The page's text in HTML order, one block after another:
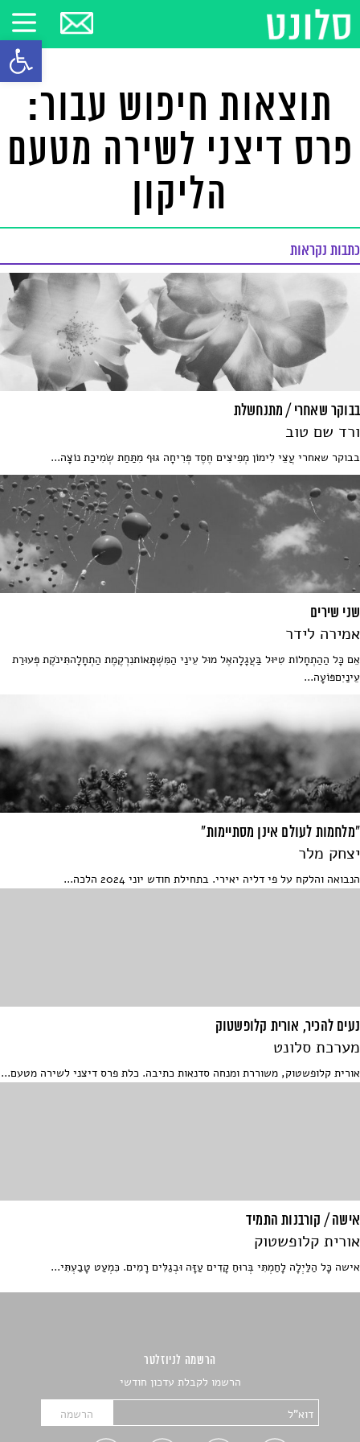
פתח
תוצאות חיפוש עבור:
פרס דיצני לשירה מטעם
הליקון
כתבות נקראות
בבוקר שאחרי / מתנחשלת
ורד שם טוב
בבוקר שאחרי עֲצֵי לִימוֹן מְפִיצִים חֶסֶד פְּרִיחָה גּוּף מִתַּחַת שְׂמִיכַת נוֹצָה...
שני שירים
אמירה לידר
אֵם כָּל הַהַתְחָלוֹת טִיּוּל בַּעֲגָלָהאֶל מוּל עֵינַי הַמִּשְׁתָּאוֹתנִרְקֶמֶת הַתְחָלָהתִּינֹקֶת פְּעוּרַת
עֵינַיִםפּוֹעָה...
"מלחמות לעולם אינן מסתיימות"
יצחק מלר
הנבואה והלקח על פי דליה יאירי. בתחילת חודש יוני 2024 הלכה...
נעים להכיר, אורית קלופשטוק
מערכת סלונט
אורית קלופשטוק, משוררת ומנחה סדנאות כתיבה. כלת פרס דיצני לשירה מטעם...
אישה / קורבנות התמיד
אורית קלופשטוק
אישה כָּל הַלַּיְלָה לָחַמְתִּי בְּרוּחַ קָדִים עַזָּה וּבְגַלִּים רָמִים. כִּמְעַט טָבַעְתִּי...
הרשמה לניוזלטר
הרשמו לקבלת עדכון חודשי